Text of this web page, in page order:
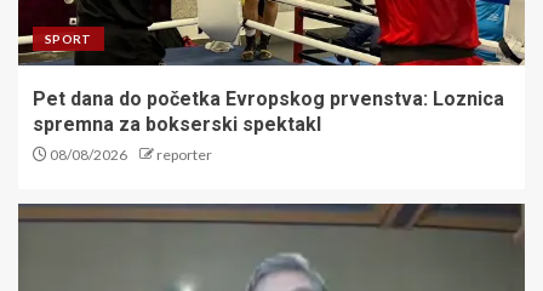
SPORT
Pet dana do početka Evropskog prvenstva: Loznica
spremna za bokserski spektakl
08/08/2026 reporter